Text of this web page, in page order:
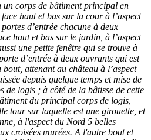
un corps de bâtiment principal en
haut et bas sur la cour à l’aspect
d’entrée chacune à deux
haut et bas sur le jardin, à l’aspect
une petite fenêtre qui se trouve à
d’entrée à deux ouvrants qui est
attenant au château à l’aspect
depuis quelque temps et mise de
de logis ; à côté de la bâtisse de cette
du principal corps de logis,
tour sur laquelle est une girouette, et
à l'aspect du Nord 5 belles
croisées murées. A l'autre bout et